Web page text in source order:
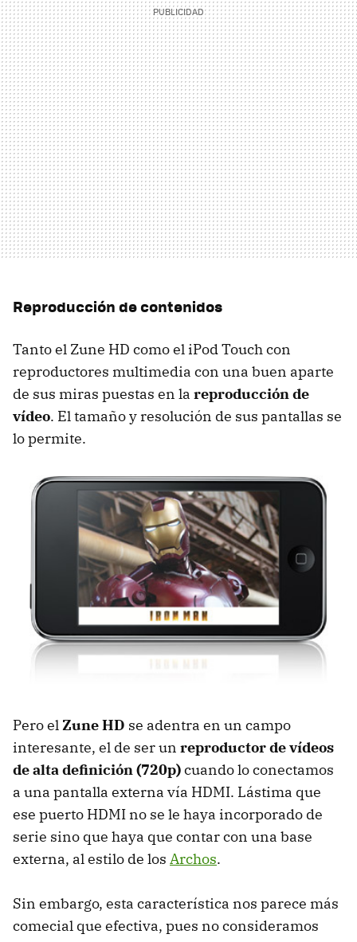
Reproducción de contenidos
Tanto el Zune HD como el iPod Touch con
reproductores multimedia con una buen aparte
de sus miras puestas en la reproducción de
vídeo. El tamaño y resolución de sus pantallas se
lo permite.
Pero elZune HD se adentra en un campo
interesante, el de ser un reproductor de vídeos
de alta definición (720p)cuando lo conectamos
a una pantalla externa vía HDMI. Lástima que
ese puerto HDMI no se le haya incorporado de
serie sino que haya que contar con una base
externa, al estilo de los Archos.
Sin embargo, esta característica nos parece más
comecial que efectiva, pues no consideramos